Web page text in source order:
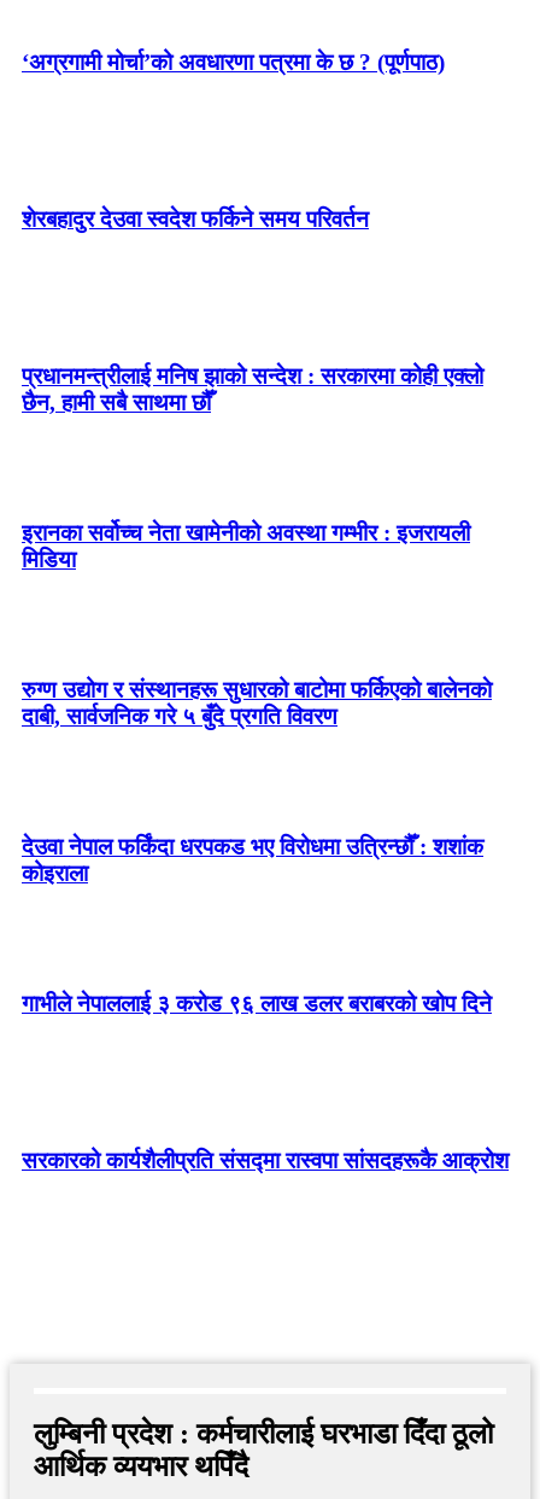
‘अग्रगामी मोर्चा’को अवधारणा पत्रमा के छ ? (पूर्णपाठ)
शेरबहादुर देउवा स्वदेश फर्किने समय परिवर्तन
प्रधानमन्त्रीलाई मनिष झाको सन्देश : सरकारमा कोही एक्लो
छैन, हामी सबै साथमा छौँ
इरानका सर्वोच्च नेता खामेनीको अवस्था गम्भीर : इजरायली
मिडिया
रुग्ण उद्योग र संस्थानहरू सुधारको बाटोमा फर्किएको बालेनकाे
दाबी, सार्वजनिक गरे ५ बुँदे प्रगति विवरण
देउवा नेपाल फर्किंदा धरपकड भए विरोधमा उत्रिन्छौँ : शशांक
कोइराला
गाभीले नेपाललाई ३ करोड ९६ लाख डलर बराबरको खोप दिने
सरकारको कार्यशैलीप्रति संसद्‍मा रास्वपा सांसदहरूकै आक्रोश
लुम्बिनी प्रदेश : कर्मचारीलाई घरभाडा दिँदा ठूलो
आर्थिक व्ययभार थपिँदै